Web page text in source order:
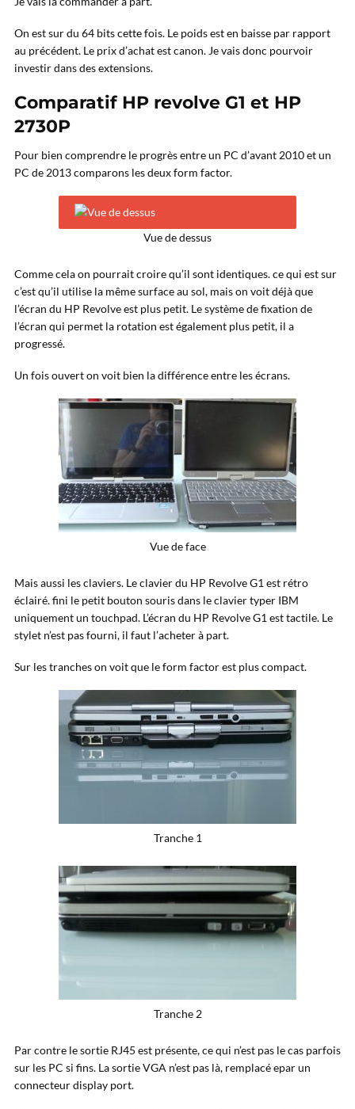
On est sur du 64 bits cette fois. Le poids est en baisse par rapport
au précédent. Le prix d’achat est canon. Je vais donc pourvoir
investir dans des extensions.
Comparatif HP revolve G1 et HP
2730P
Pour bien comprendre le progrès entre un PC d’avant 2010 et un
PC de 2013 comparons les deux form factor.
Vue de dessus
Comme cela on pourrait croire qu’il sont identiques. ce qui est sur
c’est qu’il utilise la même surface au sol, mais on voit déjà que
l’écran du HP Revolve est plus petit. Le système de fixation de
l’écran qui permet la rotation est également plus petit, il a
progressé.
Un fois ouvert on voit bien la différence entre les écrans.
Vue de face
Mais aussi les claviers. Le clavier du HP Revolve G1 est rétro
éclairé. fini le petit bouton souris dans le clavier typer IBM
uniquement un touchpad. L’écran du HP Revolve G1 est tactile. Le
stylet n’est pas fourni, il faut l’acheter à part.
Sur les tranches on voit que le form factor est plus compact.
Tranche 1
Tranche 2
Par contre le sortie RJ45 est présente, ce qui n’est pas le cas parfois
sur les PC si fins. La sortie VGA n’est pas là, remplacé epar un
connecteur display port.